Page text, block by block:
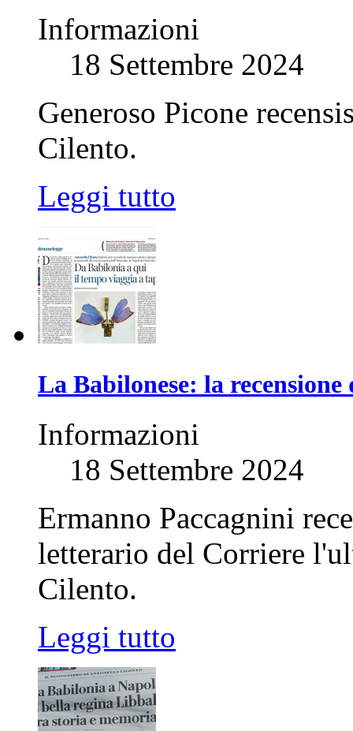
Informazioni
18 Settembre 2024
Generoso Picone
Cilento.
Leggi tutto
La Babilonese: la
Informazioni
18 Settembre 2024
Ermanno Paccagnini
letterario del Corriere
Cilento.
Leggi tutto